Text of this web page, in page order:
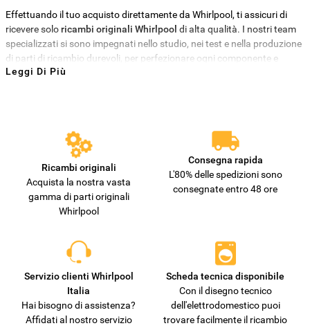
Effettuando il tuo acquisto direttamente da Whirlpool, ti assicuri di
ricevere soloricambi originali Whirlpool di alta qualità. I nostri team
specializzati si sono impegnati nello studio, nei test e nella produzione
di parti di ricambio durevoli, per perfezionare ogni componente e
garantire prestazioni e affidabilità nel lungo termine. Scegliere
Leggi Di Più
Ricambi originali
Acquista la nostra vasta
gamma di parti originali
Whirlpool
Consegna rapida
L'80% delle spedizioni sono
consegnate entro 48 ore
Servizio clienti Whirlpool
Italia
Hai bisogno di assistenza?
Affidati al nostro servizio
Scheda tecnica disponibile
Con il disegno tecnico
dell'elettrodomestico puoi
trovare facilmente il ricambio